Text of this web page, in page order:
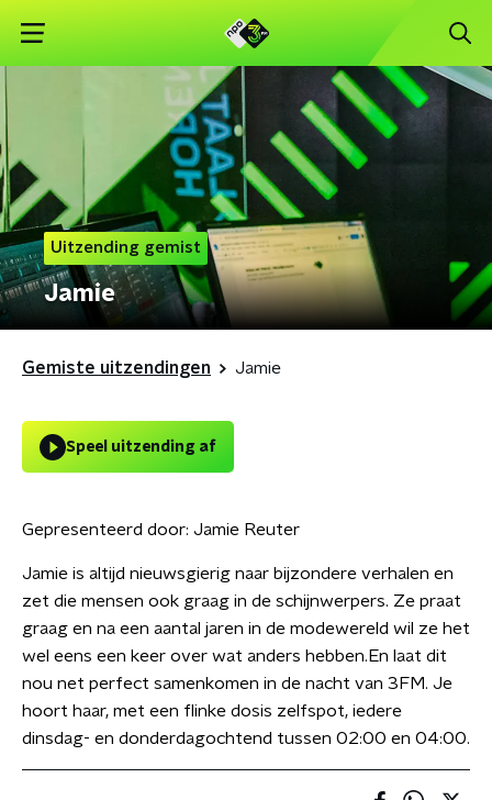
Uitzending gemist
Jamie
Gemiste uitzendingen Jamie
Speel uitzending af
Gepresenteerd door: Jamie Reuter
Jamie is altijd nieuwsgierig naar bijzondere verhalen en
zet die mensen ook graag in de schijnwerpers. Ze praat
graag en na een aantal jaren in de modewereld wil ze het
wel eens een keer over wat anders hebben.En laat dit
nou net perfect samenkomen in de nacht van 3FM. Je
hoort haar, met een flinke dosis zelfspot, iedere
dinsdag- en donderdagochtend tussen 02:00 en 04:00.